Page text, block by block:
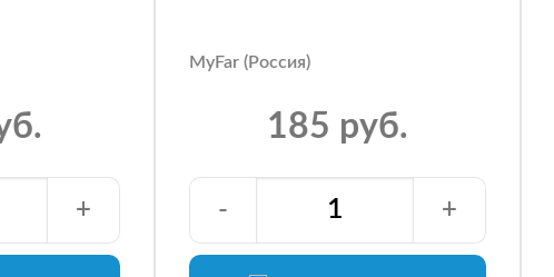
+
MyFar (Россия)
185 руб.
- +